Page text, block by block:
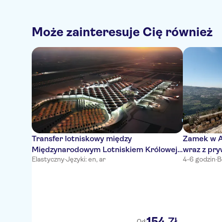
Może zainteresuje Cię również
Transfer lotniskowy między
Międzynarodowym Lotniskiem Królowej
Alii a Ammanem
Elastyczny·Języki: en, ar
Zamek w
wraz z
4-6 godzin·